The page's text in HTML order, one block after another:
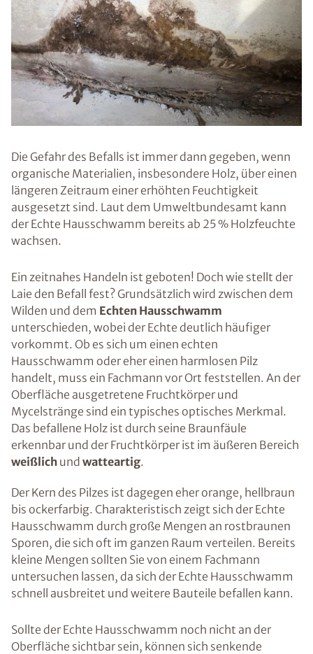
Die Gefahr des Befalls ist immer dann gegeben, wenn
organische Materialien, insbesondere Holz, über einen
längeren Zeitraum einer erhöhten Feuchtigkeit
ausgesetzt sind. Laut dem Umweltbundesamt kann
der Echte Hausschwamm bereits ab 25 % Holzfeuchte
wachsen.
Ein zeitnahes Handeln ist geboten! Doch wie stellt der
Laie den Befall fest? Grundsätzlich wird zwischen dem
Wilden und dem Echten Hausschwamm
unterschieden, wobei der Echte deutlich häufiger
vorkommt. Ob es sich um einen echten
Hausschwamm oder eher einen harmlosen Pilz
handelt, muss ein Fachmann vor Ort feststellen. An der
Oberfläche ausgetretene Fruchtkörper und
Mycelstränge sind ein typisches optisches Merkmal.
Das befallene Holz ist durch seine Braunfäule
erkennbar und der Fruchtkörper ist im äußeren Bereich
weißlich und watteartig.
Der Kern des Pilzes ist dagegen eher orange, hellbraun
bis ockerfarbig. Charakteristisch zeigt sich der Echte
Hausschwamm durch große Mengen an rostbraunen
Sporen, die sich oft im ganzen Raum verteilen. Bereits
kleine Mengen sollten Sie von einem Fachmann
untersuchen lassen, da sich der Echte Hausschwamm
schnell ausbreitet und weitere Bauteile befallen kann.
Sollte der Echte Hausschwamm noch nicht an der
Oberfläche sichtbar sein, können sich senkende